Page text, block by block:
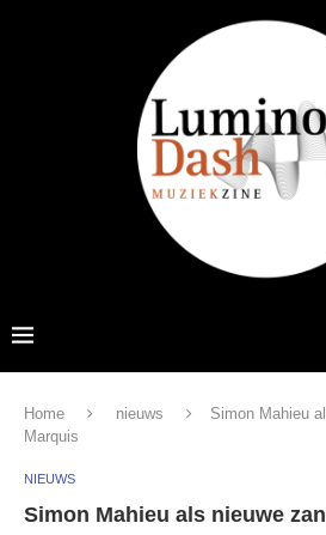
Home nieuws
Simon Mahieu
Marquis
NIEUWS
Simon Mahieu als nieuwe